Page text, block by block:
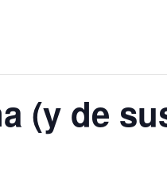
(y de